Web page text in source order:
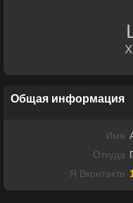
Общая информация
Имя
Откуда
Я Вконтакте